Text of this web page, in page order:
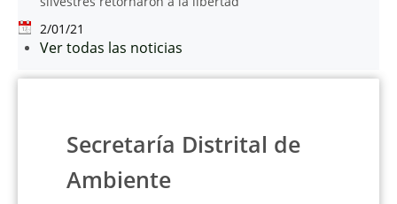
2/01/21
Ver todas las noticias
Secretaría Distrital de
Ambiente